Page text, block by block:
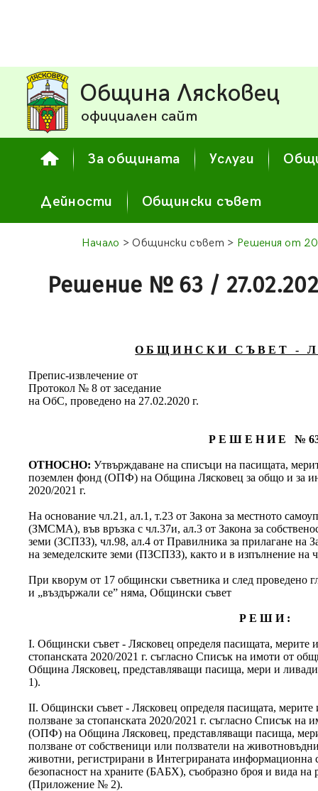
Община Лясковец
официален сайт
За общината Услуги
Дейности Общински съвет
Начало > Общински съвет > Решения от
Решение № 63 /
О Б Щ И Н С К И С Ъ В Е Т - Л
Препис-извлечение от
Протокол № 8 от заседание
на ОбС, проведено на 27.02.2020 г.
Р Е Ш Е Н И Е №
ОТНОСНО:Утвърждаване на списъци на пасищата,
поземлен фонд (ОПФ) на Община Лясковец за общо и за
2020/2021 г.
На основание чл.21, ал.1, т.23 от Закона за местното
(ЗМСМА), във връзка с чл.37и, ал.3 от Закона за
земи (ЗСПЗЗ), чл.98, ал.4 от Правилника за прилагане на
на земеделските земи (ПЗСПЗЗ), както и в изпълнение
При кворум от 17 общински съветника и след проведено
и „въздържали се” няма, Общински съвет
Р Е Ш И :
I. Общински съвет - Лясковец определя пасищата, мерите
стопанската 2020/2021 г. съгласно Списък на имоти от
Община Лясковец, представляващи пасища, мери и
1).
ІІ. Общински съвет - Лясковец определя пасищата,
ползване за стопанската 2020/2021 г. съгласно Списък
(ОПФ) на Община Лясковец, представляващи пасища,
ползване от собственици или ползватели на
животни, регистрирани в Интегрираната информационна
безопасност на храните (БАБХ), съобразно броя и вида на
(Приложение № 2).